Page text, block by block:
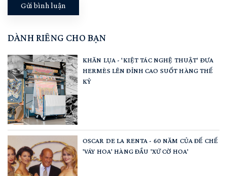
Gửi bình luận
DÀNH RIÊNG CHO BẠN
KHĂN LỤA - 'KIỆT TÁC NGHỆ THUẬT' ĐƯA
HERMÈS LÊN ĐỈNH CAO SUỐT HÀNG THẾ
KỶ
OSCAR DE LA RENTA - 60 NĂM CỦA ĐẾ CHẾ
'VÁY HOA' HÀNG ĐẦU 'XỨ CỜ HOA'